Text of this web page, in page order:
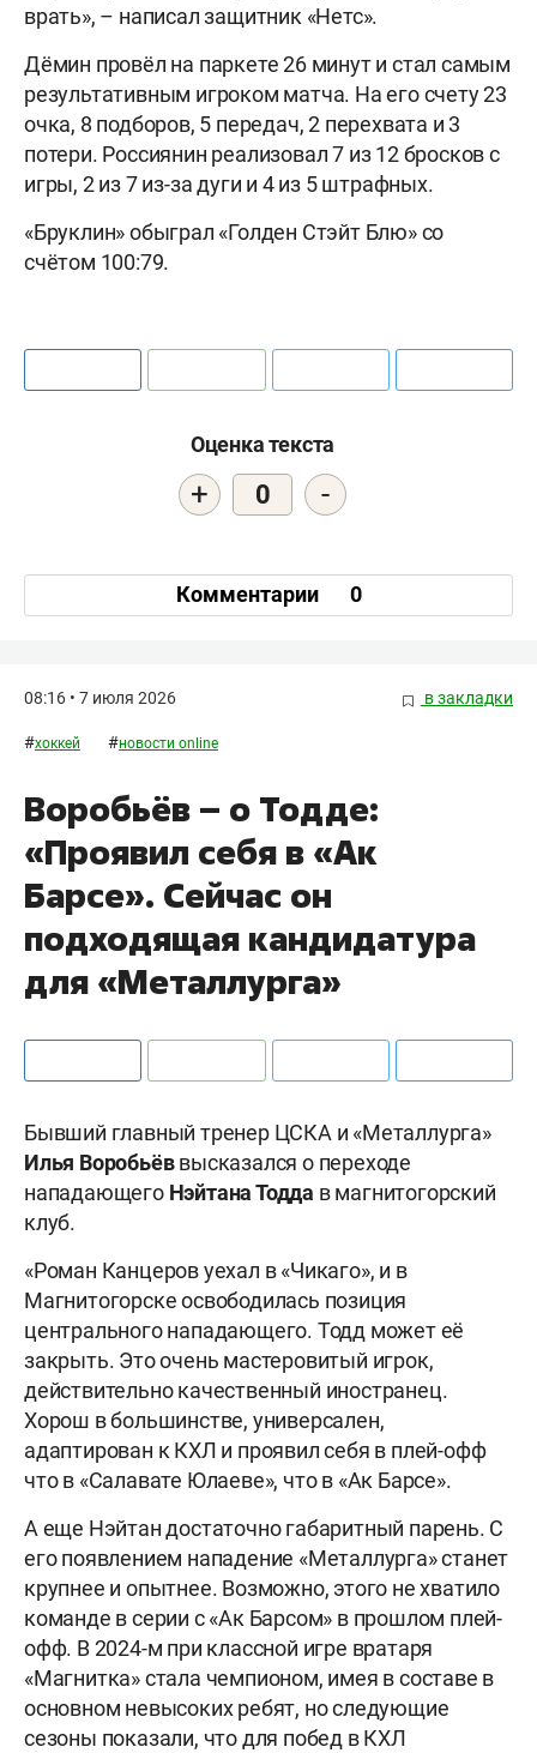
врать», – написал защитник «Нетс».
Дёмин провёл на паркете 26 минут и стал самым
результативным игроком матча. На его счету 23
очка, 8 подборов, 5 передач, 2 перехвата и 3
потери. Россиянин реализовал 7 из 12 бросков с
игры, 2 из 7 из-за дуги и 4 из 5 штрафных.
«Бруклин» обыграл «Голден Стэйт Блю» со
счётом 100:79.
Оценка текста
+ 0 -
Комментарии 0
08:16 • 7 июля 2026 в закладки
#хоккей #новости online
Воробьёв – о Тодде:
«Проявил себя в «Ак
Барсе». Сейчас он
подходящая кандидатура
для «Металлурга»
Бывший главный тренер ЦСКА и «Металлурга»
Илья Воробьёввысказался о переходе
нападающего Нэйтана Тодда в магнитогорский
клуб.
«Роман Канцеров уехал в «Чикаго», и в
Магнитогорске освободилась позиция
центрального нападающего. Тодд может её
закрыть. Это очень мастеровитый игрок,
действительно качественный иностранец.
Хорош в большинстве, универсален,
адаптирован к КХЛ и проявил себя в плей-офф
что в «Салавате Юлаеве», что в «Ак Барсе».
А еще Нэйтан достаточно габаритный парень. С
его появлением нападение «Металлурга» станет
крупнее и опытнее. Возможно, этого не хватило
команде в серии с «Ак Барсом» в прошлом плей-
офф. В 2024-м при классной игре вратаря
«Магнитка» стала чемпионом, имея в составе в
основном невысоких ребят, но следующие
сезоны показали, что для побед в КХЛ